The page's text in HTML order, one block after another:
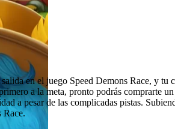
en el juego Speed Demons Race, y
a la meta, pronto podrás comprarte
a pesar de las complicadas pistas.
Race.